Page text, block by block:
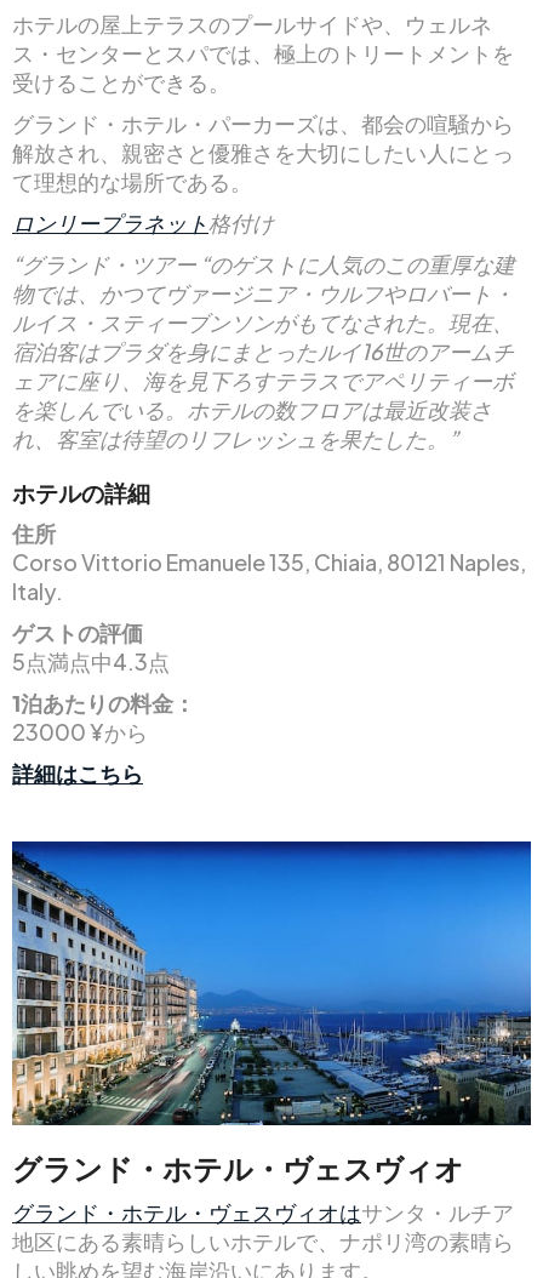
ホテルの屋上テラスのプールサイドや、ウェルネ
ス・センターとスパでは、極上のトリートメントを
受けることができる。
グランド・ホテル・パーカーズは、都会の喧騒から
解放され、親密さと優雅さを大切にしたい人にとっ
て理想的な場所である。
ロンリープラネット格付け
“グランド・ツアー “のゲストに人気のこの重厚な建
物では、かつてヴァージニア・ウルフやロバート・
ルイス・スティーブンソンがもてなされた。現在、
宿泊客はプラダを身にまとったルイ16世のアームチ
ェアに座り、海を見下ろすテラスでアペリティーボ
を楽しんでいる。ホテルの数フロアは最近改装さ
れ、客室は待望のリフレッシュを果たした。”
ホテルの詳細
住所
Corso Vittorio Emanuele 135, Chiaia, 80121 Naples,
Italy.
ゲストの評価
5点満点中4.3点
1泊あたりの料金：
23000 ¥から
詳細はこちら
グランド・ホテル・ヴェスヴィオ
グランド・ホテル・ヴェスヴィオはサンタ・ルチア
地区にある素晴らしいホテルで、ナポリ湾の素晴ら
しい眺めを望む海岸沿いにあります。